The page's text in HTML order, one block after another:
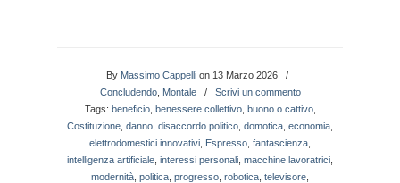
By Massimo Cappelli on 13 Marzo 2026
/
Concludendo, Montale / Scrivi un commento
Tags: beneficio, benessere collettivo, buono o cattivo,
Costituzione danno disaccordo politico domotica economia
elettrodomestici innovativi Espresso fantascienza
intelligenza artificiale interessi personali macchine lavoratrici
modernità politica progresso robotica televisore